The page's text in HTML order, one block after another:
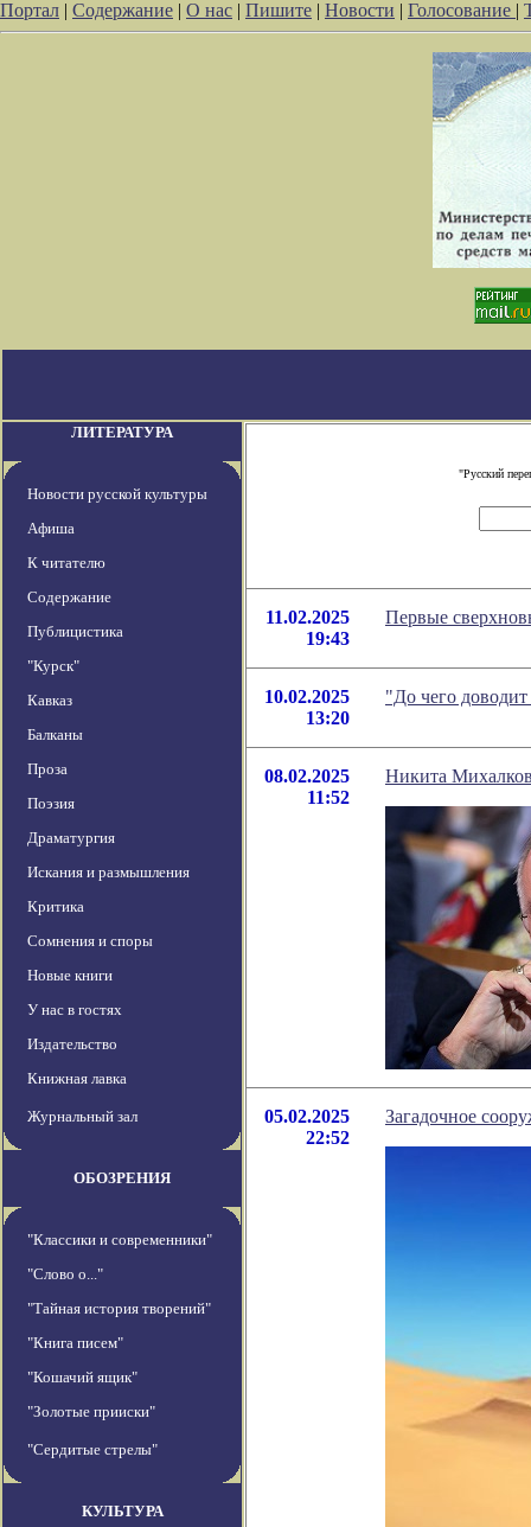
Портал | Содержание | О нас | Пишите | Новости | Голосование |
ЛИТЕРАТУРА
Новости русской культуры
Афиша
К читателю
Содержание
Публицистика
"Курск"
Кавказ
Балканы
Проза
Поэзия
Драматургия
Искания и размышления
Критика
Сомнения и споры
Новые книги
У нас в гостях
Издательство
Книжная лавка
Журнальный зал
ОБОЗРЕНИЯ
"Классики и современники"
"Слово о..."
"Тайная история творений"
"Книга писем"
"Кошачий ящик"
"Золотые прииски"
"Сердитые стрелы"
КУЛЬТУРА
"Русский
11.02.2025
19:43
Первые
10.02.2025
13:20
"До чего
08.02.2025
11:52
Никита
05.02.2025
22:52
Загадочное